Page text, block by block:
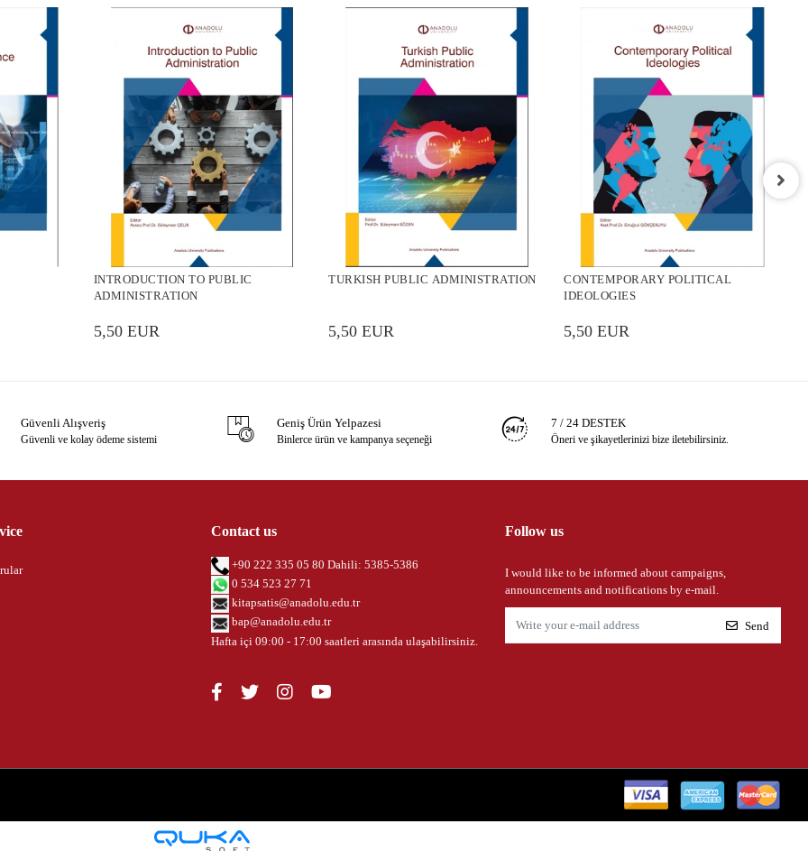
INTRODUCTION TO PUBLIC
ADMINISTRATION
5,50 EUR
TURKISH PUBLIC ADMINISTRATION
5,50 EUR
CONTEMPORARY POLITICAL
IDEOLOGIES
5,50 EUR
Güvenli Alışveriş
Güvenli ve kolay ödeme sistemi
Geniş Ürün Yelpazesi
Binlerce ürün ve kampanya seçeneği
7 / 24 DESTEK
Öneri ve şikayetlerinizi bize iletebilirsiniz.
Contact us
+90 222 335 05 80 Dahili: 5385-5386
0 534 523 27 71
kitapsatis@anadolu.edu.tr
bap@anadolu.edu.tr
Hafta içi 09:00 - 17:00 saatleri arasında ulaşabilirsiniz.
Follow us
I would like to be informed about campaigns,
announcements and notifications by e-mail.
Send